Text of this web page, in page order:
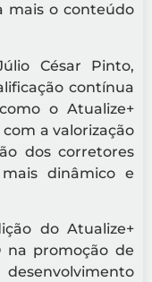
mais o conteúdo
César Pinto,
contínua
o Atualize+
a valorização
dos corretores
dinâmico e
do Atualize+
na promoção de